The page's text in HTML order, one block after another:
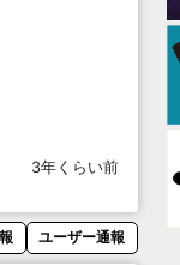
3年くらい前
ユーザー通報